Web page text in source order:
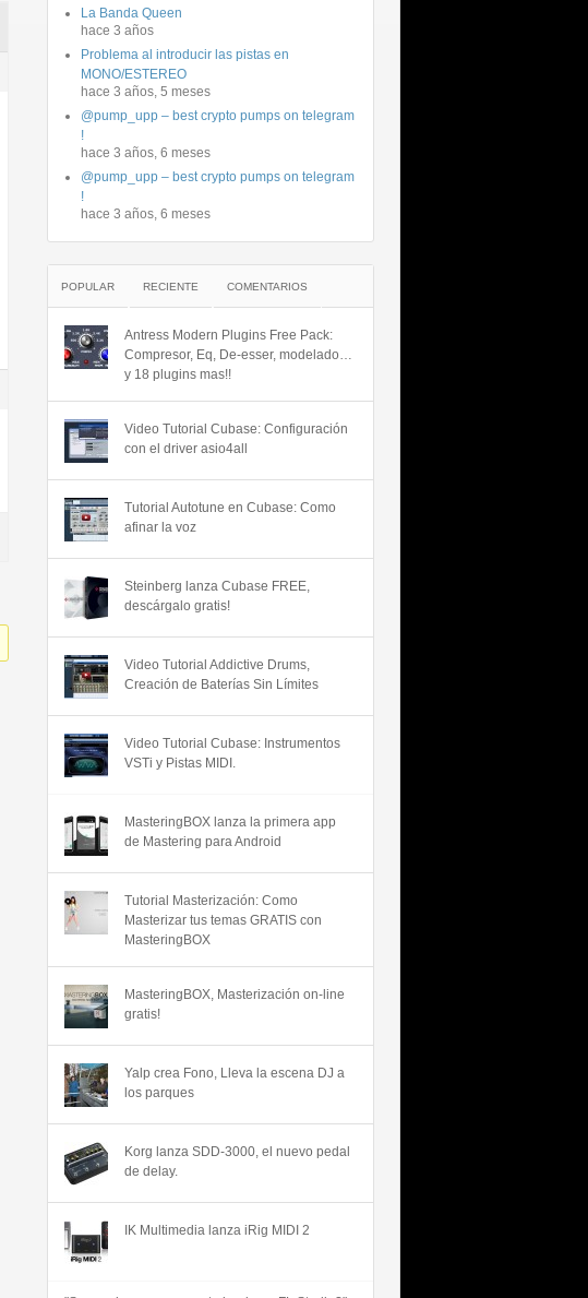
La Banda Queen
hace 3 años
Problema al introducir las pistas en
MONO/ESTEREO
hace 3 años, 5 meses
@pump_upp – best crypto pumps on telegram
!
hace 3 años, 6 meses
@pump_upp – best crypto pumps on telegram
!
hace 3 años, 6 meses
POPULAR RECIENTE COMENTARIOS
Antress Modern Plugins Free Pack:
Compresor, Eq, De-esser, modelado…
y 18 plugins mas!!
Video Tutorial Cubase: Configuración
con el driver asio4all
Tutorial Autotune en Cubase: Como
afinar la voz
Steinberg lanza Cubase FREE,
descárgalo gratis!
Video Tutorial Addictive Drums,
Creación de Baterías Sin Límites
Video Tutorial Cubase: Instrumentos
VSTi y Pistas MIDI.
MasteringBOX lanza la primera app
de Mastering para Android
Tutorial Masterización: Como
Masterizar tus temas GRATIS con
MasteringBOX
MasteringBOX, Masterización on-line
gratis!
Yalp crea Fono, Lleva la escena DJ a
los parques
Korg lanza SDD-3000, el nuevo pedal
de delay.
IK Multimedia lanza iRig MIDI 2